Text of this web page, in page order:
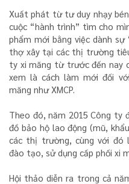
Xuất phát từ tư duy nhạy
cuộc “hành trình” tìm cho
phẩm mới bằng việc dành
thợ xây tại các thị trường
ty xi măng từ trước đến nay
xem là cách làm mới đối
măng như XMCP.
Theo đó, năm 2015 Công ty
đồ bảo hộ lao động (mũ,
các thị trường, cùng với đó
đào tạo, sử dụng cấp phối xi
Hội thảo diễn ra trong cả